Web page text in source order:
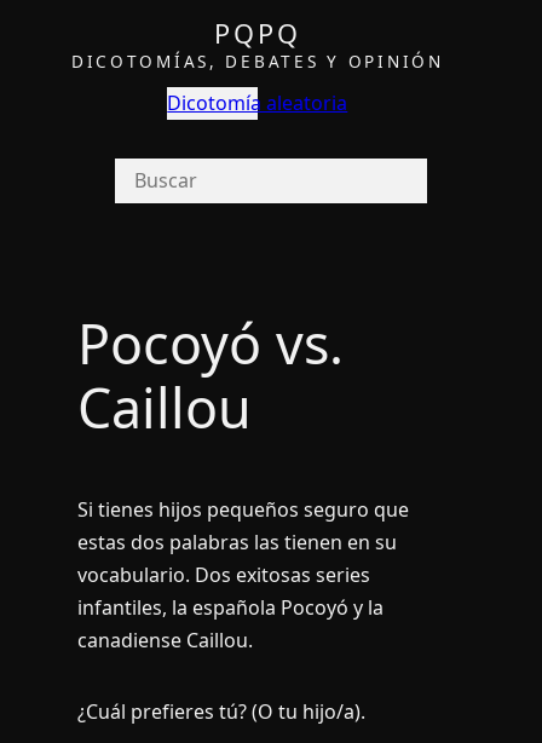
PQPQ
DICOTOMÍAS, DEBATES Y OPINIÓN
Dicotomía aleatoria
Pocoyó vs.
Caillou
Si tienes hijos pequeños seguro que
estas dos palabras las tienen en su
vocabulario. Dos exitosas series
infantiles, la española Pocoyó y la
canadiense Caillou.
¿Cuál prefieres tú? (O tu hijo/a).